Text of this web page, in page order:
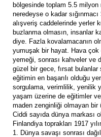
bölgesinde toplam 5.5
neredeyse o kadar
alışveriş caddelerinde yerler
buzlanma olmasın, insanlar
diye. Fazla kovalamacanın
yumuşak bir hayat. Hava çok
yemeği, sonrası kahveler ve
güzel bir gece, fırsat
eğitimin en başarılı olduğu
sorgulama, verimlilik, yenilik
yaşam üzerine de eğitimler
maden zenginliği olmayan bir
Ciddi sayıda dünya markası
Finlandiya toprakları 1917
1. Dünya savaşı sonrası